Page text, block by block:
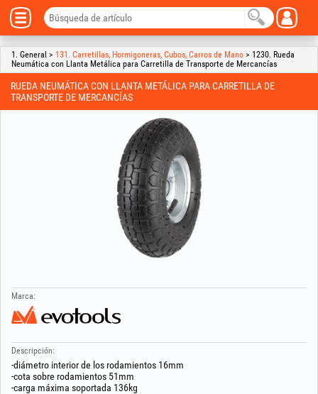
1. General > 131. Carretillas, Hormigoneras, Cubos, Carros de Mano > 1230. Rueda
Neumática con Llanta Metálica para Carretilla de Transporte de Mercancías
RUEDA NEUMÁTICA CON LLANTA METÁLICA PARA CARRETILLA DE
TRANSPORTE DE MERCANCÍAS
Marca:
Descripción:
-diámetro interior de los rodamientos 16mm
-cota sobre rodamientos 51mm
-carga máxima soportada 136kg